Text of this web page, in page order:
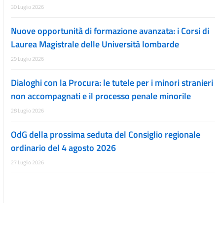
30 Luglio 2026
Nuove opportunità di formazione avanzata: i Corsi di
Laurea Magistrale delle Università lombarde
29 Luglio 2026
Dialoghi con la Procura: le tutele per i minori stranieri
non accompagnati e il processo penale minorile
28 Luglio 2026
OdG della prossima seduta del Consiglio regionale
ordinario del 4 agosto 2026
27 Luglio 2026